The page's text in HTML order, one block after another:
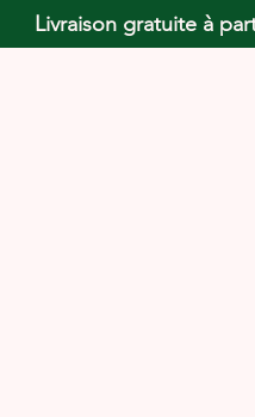
Livraison gratuite à